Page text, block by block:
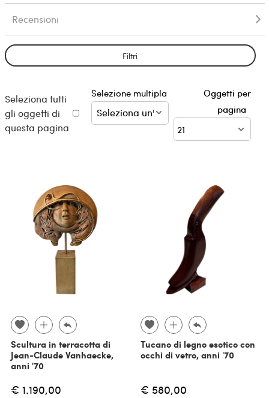
Recensioni
Filtri
Seleziona tutti
gli oggetti di
questa pagina
Selezione multipla
Oggetti per
pagina
Scultura in terracotta di
Jean-Claude Vanhaecke,
anni '70
€ 1.190,00
Tucano di legno esotico con
occhi di vetro, anni '70
€ 580,00